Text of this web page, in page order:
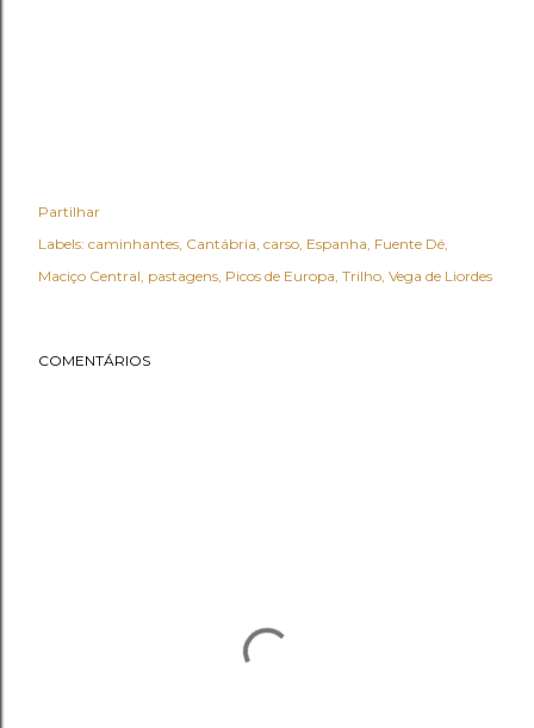
Partilhar
Labels: caminhantes Cantábria carso Espanha Fuente Dé
Maciço Central pastagens Picos de Europa Trilho Vega de Liordes
COMENTÁRIOS